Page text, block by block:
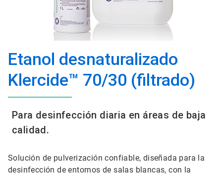
Etanol desnaturalizado
Klercide™ 70/30 (filtrado)
Para desinfección diaria en áreas de baja
calidad.
Solución de pulverización confiable, diseñada para la
desinfección de entornos de salas blancas, con la